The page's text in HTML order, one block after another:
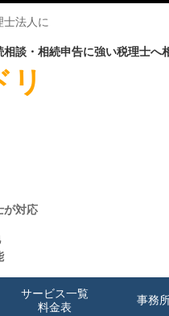
法人に
談・相続申告に強い税理士へ
リ
が対応
サービス一覧
料金表
事務